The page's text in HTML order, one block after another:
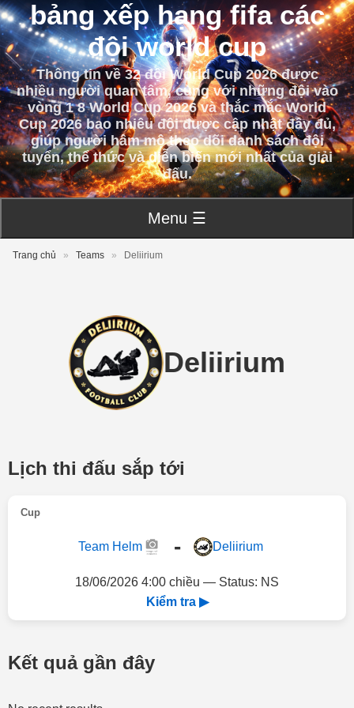
bảng xếp hạng fifa các
đội world cup
Thông tin về 32 đội World Cup 2026 được
nhiều người quan tâm, cùng với những đội vào
vòng 1 8 World Cup 2026 và thắc mắc World
Cup 2026 bao nhiêu đội được cập nhật đầy đủ,
giúp người hâm mộ theo dõi danh sách đội
tuyển, thể thức và diễn biến mới nhất của giải
đấu.
Menu ☰
Trang chủ » Teams » Deliirium
Deliirium
Lịch thi đấu sắp tới
Cup
Team Helm - Deliirium
18/06/2026 4:00 chiều — Status: NS
Kiểm tra ▶
Kết quả gần đây